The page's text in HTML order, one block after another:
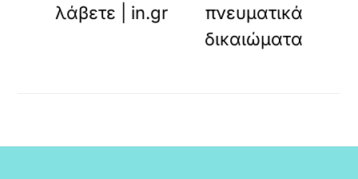
λάβετε | in.gr
πνευματικά
δικαιώματα